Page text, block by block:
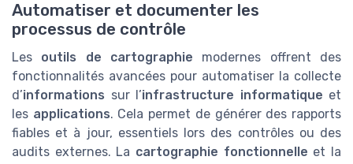
Automatiser et documenter les
processus de contrôle
Les outils de cartographie modernes offrent des
fonctionnalités avancées pour automatiser la collecte
d’informations sur l’infrastructure informatique et
les applications. Cela permet de générer des rapports
fiables et à jour, essentiels lors des contrôles ou des
audits externes. La cartographie fonctionnelle et la